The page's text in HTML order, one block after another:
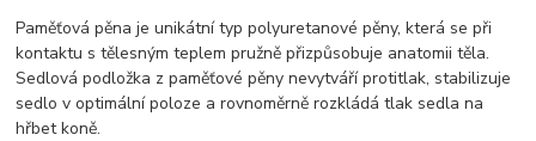
Paměťová pěna je unikátní typ polyuretanové pěny, která se při
kontaktu s tělesným teplem pružně přizpůsobuje anatomii těla.
Sedlová podložka z paměťové pěny nevytváří protitlak, stabilizuje
sedlo v optimální poloze a rovnoměrně rozkládá tlak sedla na
hřbet koně.